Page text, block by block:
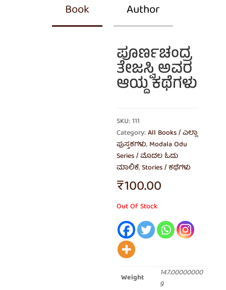
Book Author
ಪೂರ್ಣಚಂದ್ರ
ತೇಜಸ್ವಿ ಅವರ
ಆಯ್ದ ಕಥೆಗಳು
SKU: 111
Category:All Books / ಎಲ್ಲಾ
ಪುಸ್ತಕಗಳು, Modala Odu
Series / ಮೊದಲ ಓದು
ಮಾಲಿಕೆ,Stories / ಕಥೆಗಳು
₹100.00
Out Of Stock
Weight
147.00000000
g